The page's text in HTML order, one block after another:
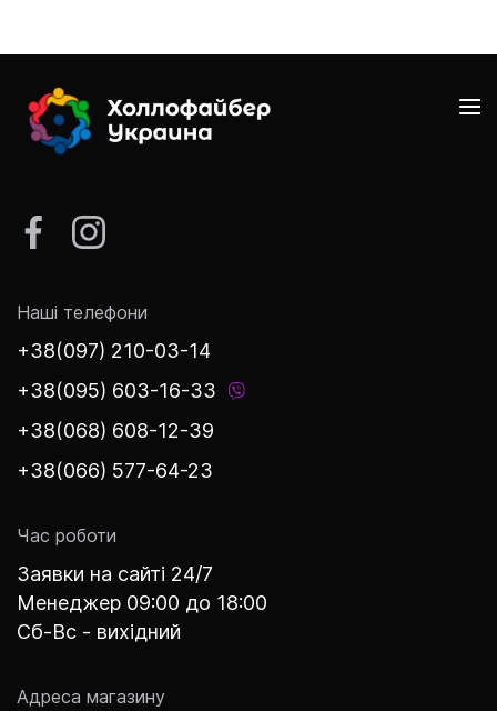
Наші телефони
+38(097) 210-03-14
+38(095) 603-16-33
+38(068) 608-12-39
+38(066) 577-64-23
Час роботи
Заявки на сайті 24/7
Менеджер 09:00 до 18:00
Сб-Вс - вихідний
Адреса магазину